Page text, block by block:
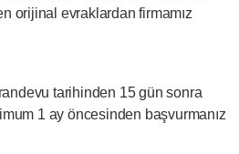
orijinal evraklardan firmamız
tarihinden 15 gün sonra
1 ay öncesinden başvurmanız